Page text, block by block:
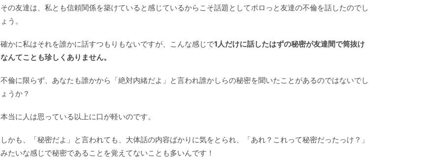
その友達は、私とも信頼関係を築けていると感じているからこそ話題としてポロっと友達の不倫を話したのでし
ょう。
確かに私はそれを誰かに話すつもりもないですが、こんな感じで1人だけに話したはずの秘密が友達間で筒抜け
なんてことも珍しくありません。
不倫に限らず、あなたも誰かから「絶対内緒だよ」と言われ誰かしらの秘密を聞いたことがあるのではないでし
ょうか？
本当に人は思っている以上に口が軽いのです。
しかも、「秘密だよ」と言われても、大体話の内容ばかりに気をとられ、「あれ？これって秘密だったっけ？」
みたいな感じで秘密であることを覚えてないことも多いんです！